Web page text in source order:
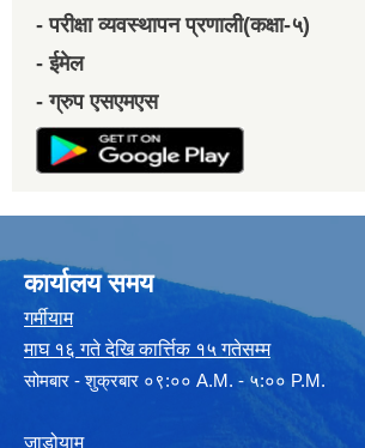
- परीक्षा व्यवस्थापन प्रणाली(कक्षा-५)
- ईमेल
- ग्रुप एसएमएस
कार्यालय समय
गर्मीयाम
माघ १६ गते देखि कार्त्तिक १५ गतेसम्म
सोमबार - शुक्रबार ०९:०० A.M. - ५:०० P.M.
जाडोयाम